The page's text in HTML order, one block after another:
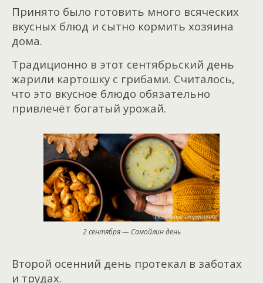
Принято было готовить много всяческих
вкусных блюд и сытно кормить хозяина
дома.
Традиционно в этот сентябрьский день
жарили картошку с грибами. Считалось,
что это вкусное блюдо обязательно
привлечёт богатый урожай.
2 сентября — Самойлин день
Второй осенний день протекал в заботах
и трудах.